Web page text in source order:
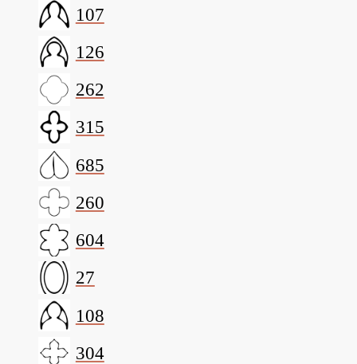
107
126
262
315
685
260
604
27
108
304